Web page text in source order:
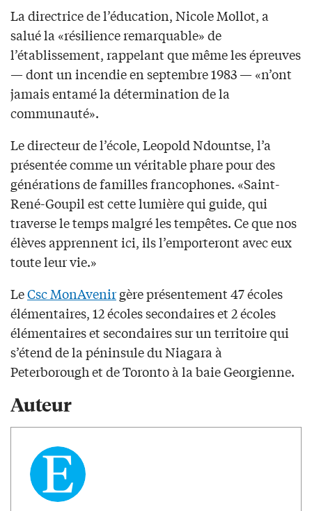
La directrice de l’éducation, Nicole Mollot, a
salué la «résilience remarquable» de
l’établissement, rappelant que même les épreuves
— dont un incendie en septembre 1983 — «n’ont
jamais entamé la détermination de la
communauté».
Le directeur de l’école, Leopold Ndountse, l’a
présentée comme un véritable phare pour des
générations de familles francophones. «Saint-
René-Goupil est cette lumière qui guide, qui
traverse le temps malgré les tempêtes. Ce que nos
élèves apprennent ici, ils l’emporteront avec eux
toute leur vie.»
LeCsc MonAvenirgère présentement 47 écoles
élémentaires, 12 écoles secondaires et 2 écoles
élémentaires et secondaires sur un territoire qui
s’étend de la péninsule du Niagara à
Peterborough et de Toronto à la baie Georgienne.
Auteur